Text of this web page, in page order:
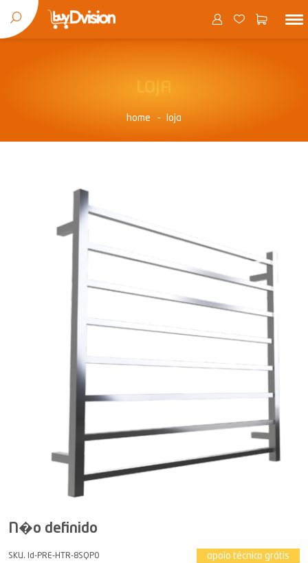
home loja
N�o definido
SKU. Id-PRE-HTR-8SQPO apoio técnico grátis